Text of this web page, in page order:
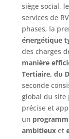
siège social,
services de
phases, la
énergétique
des charges
manière
Tertiaire, du
seconde
global du site
précise et
un
ambitieuxet